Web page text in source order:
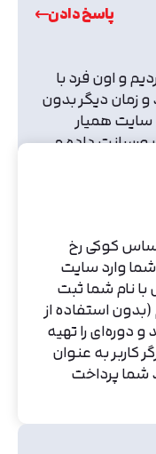
پاسخ دادن
و اون فرد با
زمان دیگر بدون
سایت همیار
داده می
کوکی رخ
وارد سایت
نام شما ثبت
استفاده از
دوره‌ای را تهیه
کاربر به عنوان
پرداخت